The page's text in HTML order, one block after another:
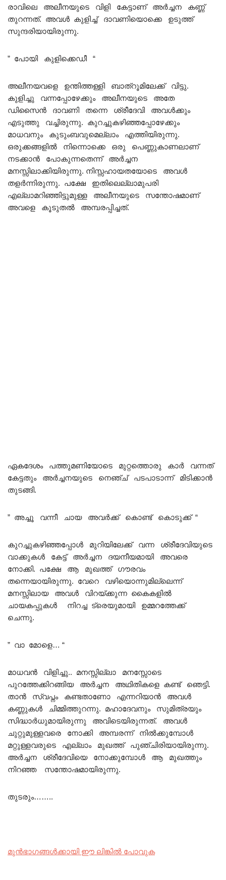
രാവിലെ അലീനയുടെ വിളി കേട്ടാണ് അർച്ചന കണ്ണ്
തുറന്നത്. അവൾ കുളിച്ച് ദാവണിയൊക്കെ ഉടുത്ത്
സുന്ദരിയായിരുന്നു.
” പോയി കുളിക്കെഡീ “
അലീനയവളെ ഉന്തിത്തള്ളി ബാത്‌റൂമിലേക്ക് വിട്ടു.
കുളിച്ചു വന്നപ്പോഴേക്കും അലീനയുടെ അതേ
ഡിസൈൻ ദാവണി തന്നെ ശ്രീദേവി അവൾക്കും
എടുത്തു വച്ചിരുന്നു. കുറച്ചുകഴിഞ്ഞപ്പോഴേക്കും
മാധവനും കുടുംബവുമെല്ലാം എത്തിയിരുന്നു.
ഒരുക്കങ്ങളിൽ നിന്നൊക്കെ ഒരു പെണ്ണുകാണലാണ്
നടക്കാൻ പോകുന്നതെന്ന് അർച്ചന
മനസ്സിലാക്കിയിരുന്നു. നിസ്സഹായതയോടെ അവൾ
തളർന്നിരുന്നു. പക്ഷേ ഇതിലെല്ലാമുപരി
എല്ലാമറിഞ്ഞിട്ടുമുള്ള അലീനയുടെ സന്തോഷമാണ്
അവളെ കൂടുതൽ അമ്പരപ്പിച്ചത്.
ഏകദേശം പത്തുമണിയോടെ മുറ്റത്തൊരു കാർ വന്നത്
കേട്ടതും അർച്ചനയുടെ നെഞ്ച് പടപാടാന്ന് മിടിക്കാൻ
തുടങ്ങി.
” അച്ചൂ വന്നീ ചായ അവർക്ക് കൊണ്ട് കൊടുക്ക് “
കുറച്ചുകഴിഞ്ഞപ്പോൾ മുറിയിലേക്ക് വന്ന ശ്രീദേവിയുടെ
വാക്കുകൾ കേട്ട് അർച്ചന ദയനീയമായി അവരെ
നോക്കി. പക്ഷേ ആ മുഖത്ത് ഗൗരവം
തന്നെയായിരുന്നു. വേറെ വഴിയൊന്നുമില്ലെന്ന്
മനസ്സിലായ അവൾ വിറയ്ക്കുന്ന കൈകളിൽ
ചായകപ്പുകൾ നിറച്ച ട്രെയുമായി ഉമ്മറത്തേക്ക്
ചെന്നു.
” വാ മോളെ… “
മാധവൻ വിളിച്ചു.. മനസ്സില്ലാ മനസ്സോടെ
പുറത്തേക്കിറങ്ങിയ അർച്ചന അഥിതികളെ കണ്ട് ഞെട്ടി.
താൻ സ്വപ്നം കണ്ടതാണോ എന്നറിയാൻ അവൾ
കണ്ണുകൾ ചിമ്മിത്തുറന്നു. മഹാദേവനും സുമിത്രയും
സിദ്ധാർധുമായിരുന്നു അവിടെയിരുന്നത്. അവൾ
ചുറ്റുമുള്ളവരെ നോക്കി അമ്പരന്ന് നിൽക്കുമ്പോൾ
മറ്റുള്ളവരുടെ എല്ലാം മുഖത്ത് പുഞ്ചിരിയായിരുന്നു.
അർച്ചന ശ്രീദേവിയെ നോക്കുമ്പോൾ ആ മുഖത്തും
നിറഞ്ഞ സന്തോഷമായിരുന്നു.
തുടരും……..
മുൻഭാഗങ്ങൾക്കായി ഈ ലിങ്കിൽ പോവുക